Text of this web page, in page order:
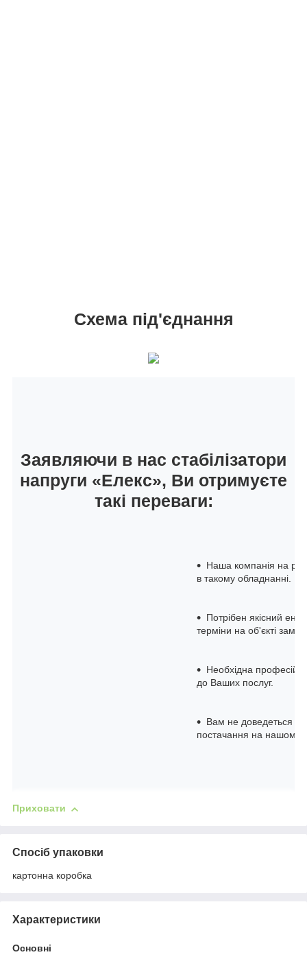
Схема під'єднання
Заявляючи в нас стабілізатори
напруги «Елекс», Ви отримуєте
такі переваги:
Наша компанія на
в такому обладнанні.
Потрібен якісний
терміни на об'єкті
Необхідна
до Ваших послуг.
Вам не доведеться
постачання на нашому
Приховати
Спосіб упаковки
картонна коробка
Характеристики
Основні